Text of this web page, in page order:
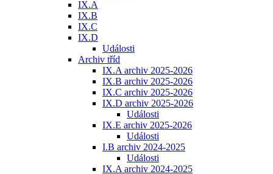
IX.A
IX.B
IX.C
IX.D
Události
Archiv tříd
IX.A archiv 2025-2026
IX.B archiv 2025-2026
IX.C archiv 2025-2026
IX.D archiv 2025-2026
Události
IX.E archiv 2025-2026
Události
I.B archiv 2024-2025
Události
IX.A archiv 2024-2025